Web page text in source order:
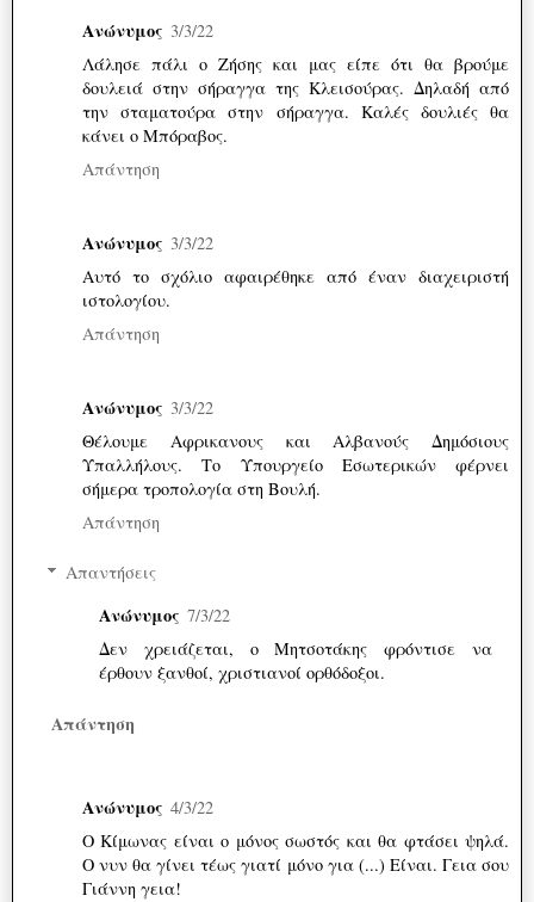
Ανώνυμος 3/3/22
Λάλησε πάλι ο Ζήσης και μας είπε ότι θα βρούμε
δουλειά στην σήραγγα της Κλεισούρας. Δηλαδή από
την σταματούρα στην σήραγγα. Καλές δουλιές θα
κάνει ο Μπόραβος.
Απάντηση
Ανώνυμος 3/3/22
Αυτό το σχόλιο αφαιρέθηκε από έναν διαχειριστή
ιστολογίου.
Απάντηση
Ανώνυμος 3/3/22
Θέλουμε Αφρικανους και Αλβανούς Δημόσιους
Υπαλλήλους. Το Υπουργείο Εσωτερικών φέρνει
σήμερα τροπολογία στη Βουλή.
Απάντηση
Απαντήσεις
Ανώνυμος 7/3/22
Δεν χρειάζεται, ο Μητσοτάκης φρόντισε να
έρθουν ξανθοί, χριστιανοί ορθόδοξοι.
Απάντηση
Ανώνυμος 4/3/22
Ο Κίμωνας είναι ο μόνος σωστός και θα φτάσει ψηλά.
Ο νυν θα γίνει τέως γιατί μόνο για (...) Είναι. Γεια σου
Γιάννη γεια!